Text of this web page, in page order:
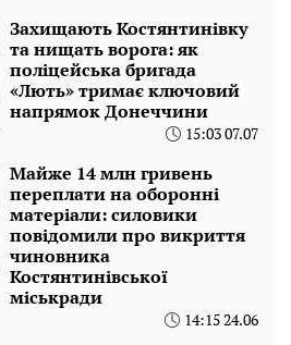
Захищають Костянтинівку
та нищать ворога: як
поліцейська бригада
«Лють» тримає ключовий
напрямок Донеччини
15:03 07.07
Майже 14 млн гривень
переплати на оборонні
матеріали: силовики
повідомили про викриття
чиновника
Костянтинівської
міськради
14:15 24.06